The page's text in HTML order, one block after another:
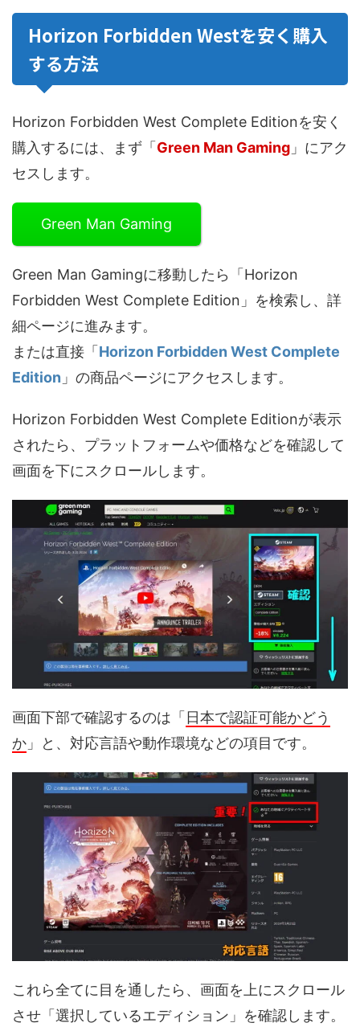
Horizon Forbidden Westを安く購入
する方法
Horizon Forbidden West Complete Editionを安く
購入するには、まず「 Green Man Gaming 」にアク
セスします。
Green Man Gaming
Green Man Gamingに移動したら「Horizon
Forbidden West Complete Edition」を検索し、詳
細ページに進みます。
または直接「 Horizon Forbidden West Complete
Edition 」の商品ページにアクセスします。
Horizon Forbidden West Complete Editionが表示
されたら、プラットフォームや価格などを確認して
画面を下にスクロールします。
画面下部で確認するのは「 日本で認証可能かどう
か 」と、対応言語や動作環境などの項目です。
これら全てに目を通したら、画面を上にスクロール
させ「選択しているエディション」を確認します。